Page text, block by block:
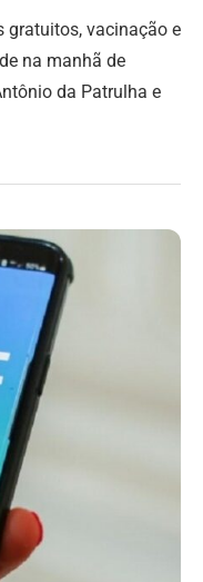
gratuitos, vacinação e
na manhã de
da Patrulha e